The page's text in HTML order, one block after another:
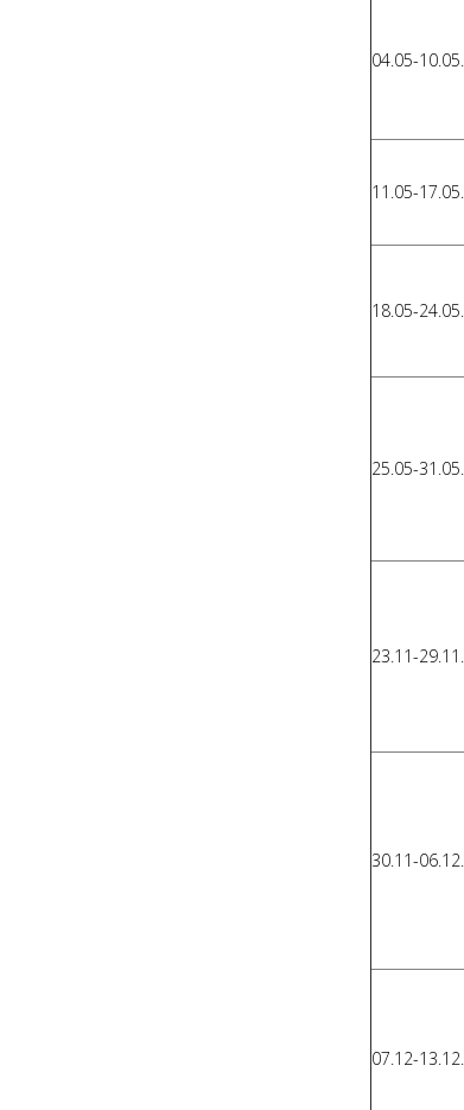
04.05-
11.05-
18.05-
25.05-
23.11-
30.11-
07.12-